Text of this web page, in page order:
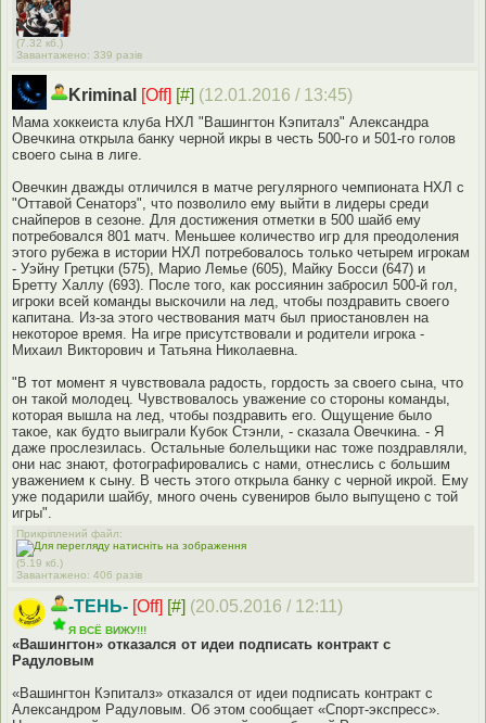
(7.32 кб.)
Завантажено: 339 разів
Kriminal [Off] [#] (12.01.2016 / 13:45)
Мама хоккеиста клуба НХЛ "Вашингтон Кэпиталз" Александра
Овечкина открыла банку черной икры в честь 500-го и 501-го голов
своего сына в лиге.
Овечкин дважды отличился в матче регулярного чемпионата НХЛ с
"Оттавой Сенаторз", что позволило ему выйти в лидеры среди
снайперов в сезоне. Для достижения отметки в 500 шайб ему
потребовался 801 матч. Меньшее количество игр для преодоления
этого рубежа в истории НХЛ потребовалось только четырем игрокам
- Уэйну Гретцки (575), Марио Лемье (605), Майку Босси (647) и
Бретту Халлу (693). После того, как россиянин забросил 500-й гол,
игроки всей команды выскочили на лед, чтобы поздравить своего
капитана. Из-за этого чествования матч был приостановлен на
некоторое время. На игре присутствовали и родители игрока -
Михаил Викторович и Татьяна Николаевна.
"В тот момент я чувствовала радость, гордость за своего сына, что
он такой молодец. Чувствовалось уважение со стороны команды,
которая вышла на лед, чтобы поздравить его. Ощущение было
такое, как будто выиграли Кубок Стэнли, - сказала Овечкина. - Я
даже прослезилась. Остальные болельщики нас тоже поздравляли,
они нас знают, фотографировались с нами, отнеслись с большим
уважением к сыну. В честь этого открыла банку с черной икрой. Ему
уже подарили шайбу, много очень сувениров было выпущено с той
игры".
Прикріплений файл:
(5.19 кб.)
Завантажено: 406 разів
-ТЕНЬ- [Off] [#] (20.05.2016 / 12:11)
Я ВСЁ ВИЖУ!!!
«Вашингтон» отказался от идеи подписать контракт с
Радуловым
«Вашингтон Кэпиталз» отказался от идеи подписать контракт с
Александром Радуловым. Об этом сообщает «Спорт-экспресс».